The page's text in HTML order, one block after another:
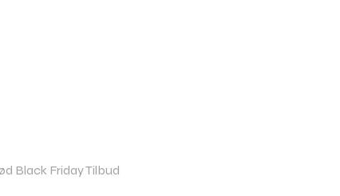
Black Friday Tilbud